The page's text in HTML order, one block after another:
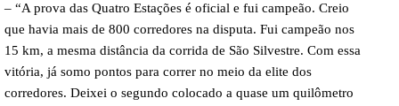
– “A prova das Quatro Estações é oficial e fui campeão. Creio
que havia mais de 800 corredores na disputa. Fui campeão nos
15 km, a mesma distância da corrida de São Silvestre. Com essa
vitória, já somo pontos para correr no meio da elite dos
corredores. Deixei o segundo colocado a quase um quilômetro